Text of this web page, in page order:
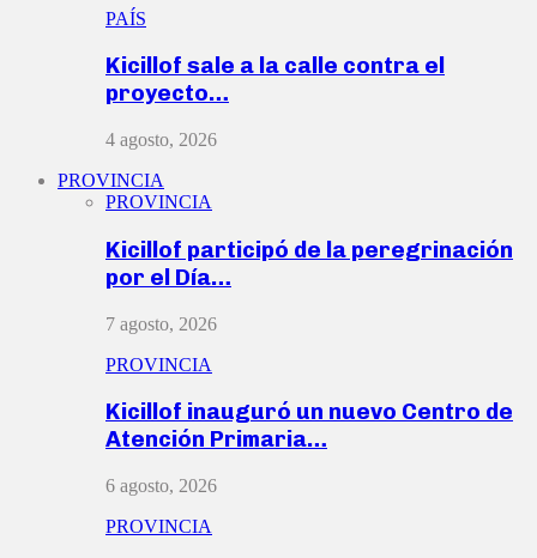
PAÍS
Kicillof sale a la calle contra el
proyecto…
4 agosto, 2026
PROVINCIA
PROVINCIA
Kicillof participó de la peregrinación
por el Día…
7 agosto, 2026
PROVINCIA
Kicillof inauguró un nuevo Centro de
Atención Primaria…
6 agosto, 2026
PROVINCIA